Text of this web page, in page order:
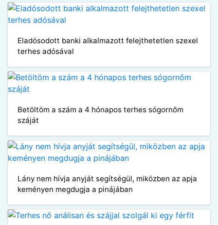
Eladósodott banki alkalmazott felejthetetlen szexel
terhes adósával
Betöltöm a szám a 4 hónapos terhes sógornőm
száját
Lány nem hívja anyját segítségül, miközben az apja
keményen megdugja a pinájában